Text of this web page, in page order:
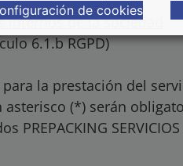
de la sociedad
6.1.b RGPD)
la prestación del
(*) serán
de cookies